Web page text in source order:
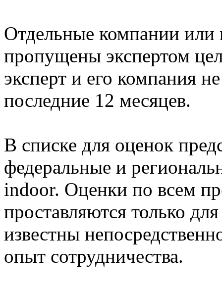
Отдельные компании
пропущены экспертом
эксперт и его компания
последние 12 месяцев.
В списке для оценок
федеральные и
indoor. Оценки по всем
проставляются только
известны
опыт сотрудничества.